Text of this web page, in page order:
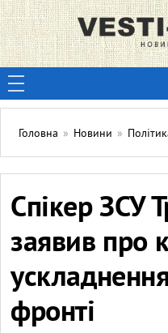
Головна » Новини »
Спікер ЗСУ
заявив про
фронті